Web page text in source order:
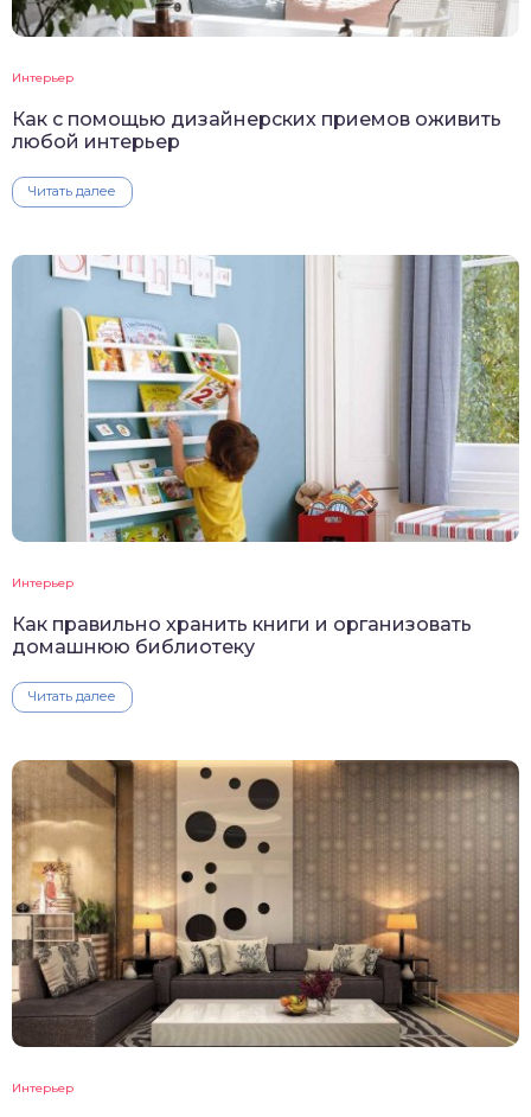
Интерьер
Как с помощью дизайнерских приемов оживить
любой интерьер
Читать далее
Интерьер
Как правильно хранить книги и организовать
домашнюю библиотеку
Читать далее
Интерьер